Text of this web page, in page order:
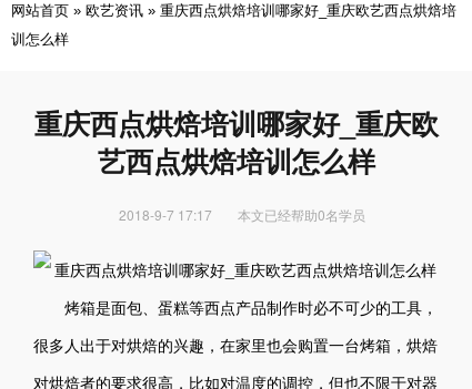
网站首页 » 欧艺资讯 » 重庆西点烘焙培训哪家好_重庆欧艺西点烘焙培
训怎么样
重庆西点烘焙培训哪家好_重庆欧
艺西点烘焙培训怎么样
2018-9-7 17:17 本文已经帮助0名学员
烤箱是面包、蛋糕等西点产品制作时必不可少的工具，
很多人出于对烘焙的兴趣，在家里也会购置一台烤箱，烘焙
对烘焙者的要求很高，比如对温度的调控，但也不限于对器